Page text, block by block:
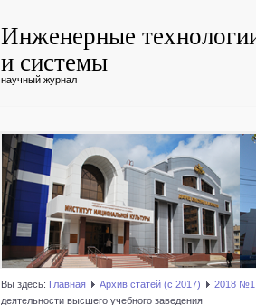
Инженерные
и системы
научный журнал
Вы здесь: Главная Архив статей (с 2017) 2018 №1
деятельности высшего учебного заведения